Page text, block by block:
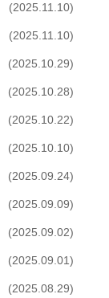
(2025.11.10)
(2025.11.10)
(2025.10.29)
(2025.10.28)
(2025.10.22)
(2025.10.10)
(2025.09.24)
(2025.09.09)
(2025.09.02)
(2025.09.01)
(2025.08.29)